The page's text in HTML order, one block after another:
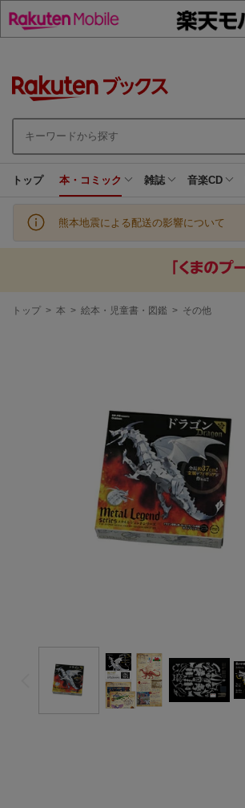
トップ 本・コミック 雑誌 音楽CD
熊本地震による配送の影響について
現
トップ > 本 > 絵本・児童書・図鑑 > その他